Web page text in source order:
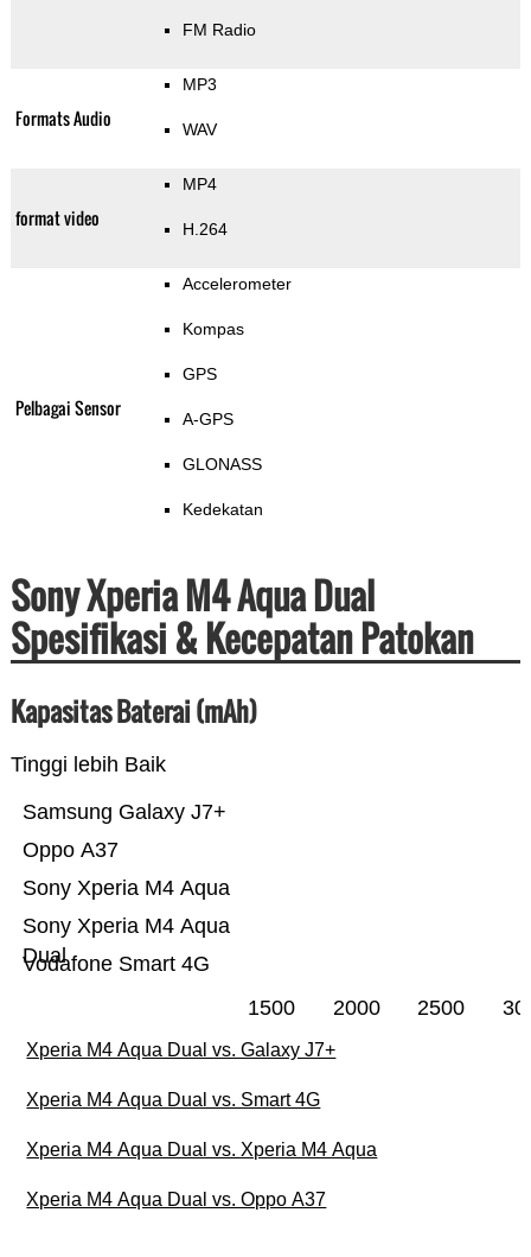
FM Radio
Formats Audio
MP3
WAV
format video
MP4
H.264
Pelbagai Sensor
Accelerometer
Kompas
GPS
A-GPS
GLONASS
Kedekatan
Sony Xperia M4 Aqua Dual
Spesifikasi & Kecepatan Patokan
Kapasitas Baterai (mAh)
Tinggi lebih Baik
Vodafone Smart 4G
Sony Xperia M4 Aqua
Dual
Sony Xperia M4 Aqua
Oppo A37
Samsung Galaxy J7+
1500 2000 2500
Xperia M4 Aqua Dual vs. Galaxy J7+
Xperia M4 Aqua Dual vs. Smart 4G
Xperia M4 Aqua Dual vs. Xperia M4 Aqua
Xperia M4 Aqua Dual vs. Oppo A37